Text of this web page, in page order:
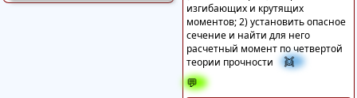
изгибающих и крутящих
моментов; 2) установить опасное
сечение и найти для него
расчетный момент по четвертой
теории прочности
👯
💬